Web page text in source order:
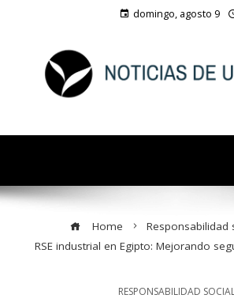
domingo, agosto 9
Home
Responsabilidad
RSE industrial en Egipto: Mejorando
RESPONSABILIDAD